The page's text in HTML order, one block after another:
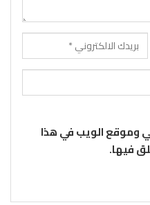
وموقع الويب في هذا
فيها.